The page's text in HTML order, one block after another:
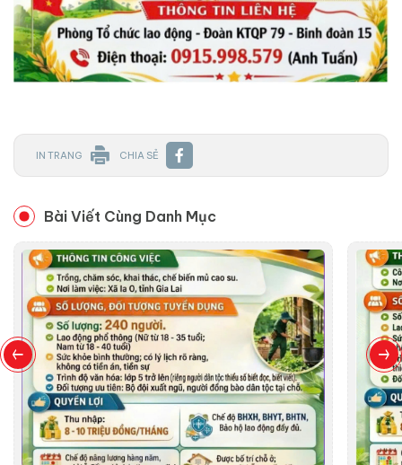
IN TRANG CHIA SẺ
Bài Viết Cùng Danh Mục